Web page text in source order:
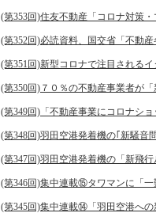
(第353回)住友不動産「コロナ対策
(第352回)必読資料、国交省「不動
(第351回)新型コロナで注目される
(第350回)７０％の不動産事業者が
(第349回)「不動産事業にコロナシ
(第348回)羽田空港発着機の｢新騒音
(第347回)羽田空港発着機の「新飛
(第346回)集中連載⑮タワマンに「一
(第345回)集中連載⑭「羽田空港へ